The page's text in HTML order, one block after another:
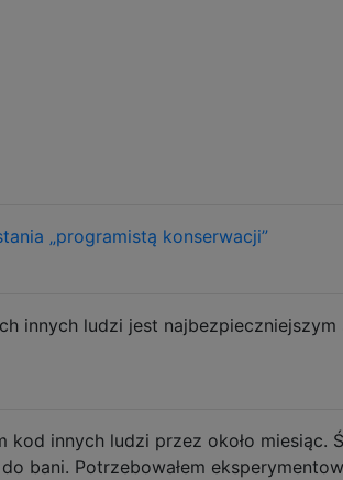
„programistą konserwacji”
innych ludzi jest
kod innych ludzi przez około miesiąc.
bani. Potrzebowałem